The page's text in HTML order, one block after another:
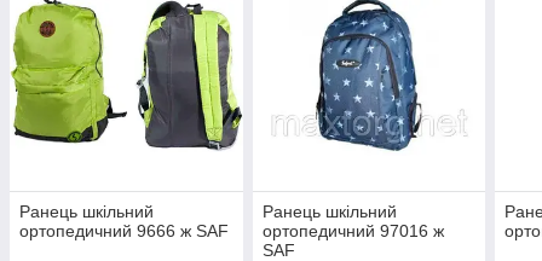
Ранець шкільний
ортопедичний 9666 ж SAF
Ранець шкільний
ортопедичний 97016 ж
SAF